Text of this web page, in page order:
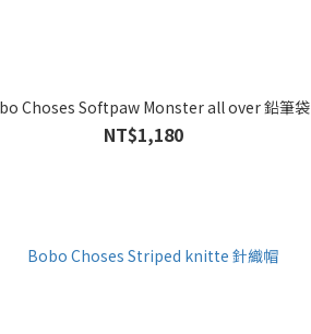
Choses Softpaw Monster all over 鉛筆袋
NT$1,180